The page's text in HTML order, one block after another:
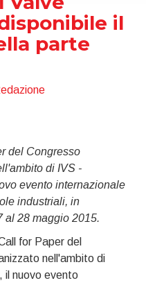
il
parte
del Congresso
di IVS -
evento internazionale
industriali, in
al 28 maggio 2015.
for Paper del
nell'ambito di
il nuovo evento